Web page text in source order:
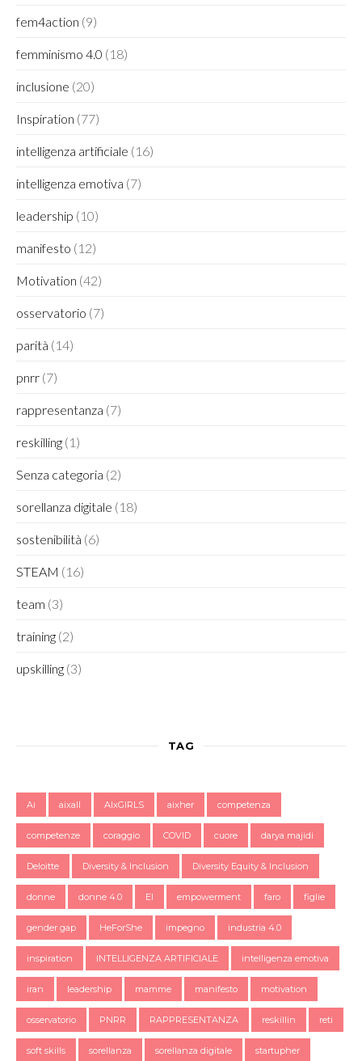
fem4action (9)
femminismo 4.0 (18)
inclusione (20)
Inspiration (77)
intelligenza artificiale (16)
intelligenza emotiva (7)
leadership (10)
manifesto (12)
Motivation (42)
osservatorio (7)
parità (14)
pnrr (7)
rappresentanza (7)
reskilling (1)
Senza categoria (2)
sorellanza digitale (18)
sostenibilità (6)
STEAM (16)
team (3)
training (2)
upskilling (3)
TAG
Ai aixall AIxGIRLS aixher competenza
competenze coraggio COVID cuore darya majidi
Deloitte Diversity & Inclusion Diversity Equity & Inclusion
donne donne 4.0 EI empowerment faro figlie
gender gap HeForShe impegno industria 4.0
inspiration INTELLIGENZA ARTIFICIALE intelligenza emotiva
iran leadership mamme manifesto motivation
osservatorio PNRR RAPPRESENTANZA reskillin reti
soft skills sorellanza sorellanza digitale startupher